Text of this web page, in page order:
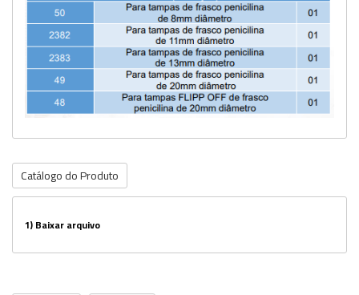
Catálogo do Produto
1)Baixar arquivo